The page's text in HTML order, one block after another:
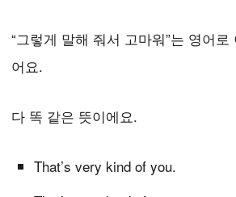
“그렇게 말해 줘서 고마워”는 영어
어요.
다 똑 같은 뜻이에요.
That’s very kind of you.